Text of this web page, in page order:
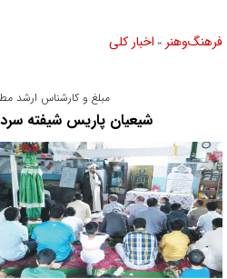
فرهنگ‌و‌هنر » اخبار كلی
مبلغ و كارشناس ارشد
شيعيان پاريس شيفته